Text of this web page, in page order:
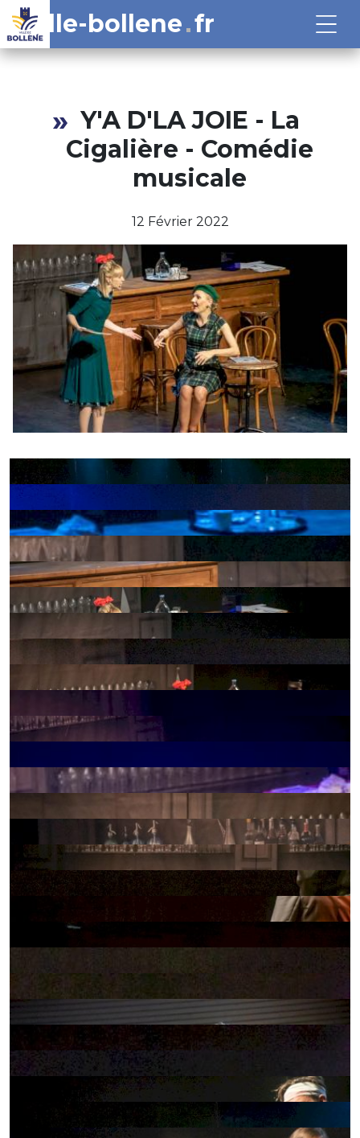
ville-bollene fr
Y'A D'LA JOIE - La
Cigalière - Comédie
musicale
12 Février 2022